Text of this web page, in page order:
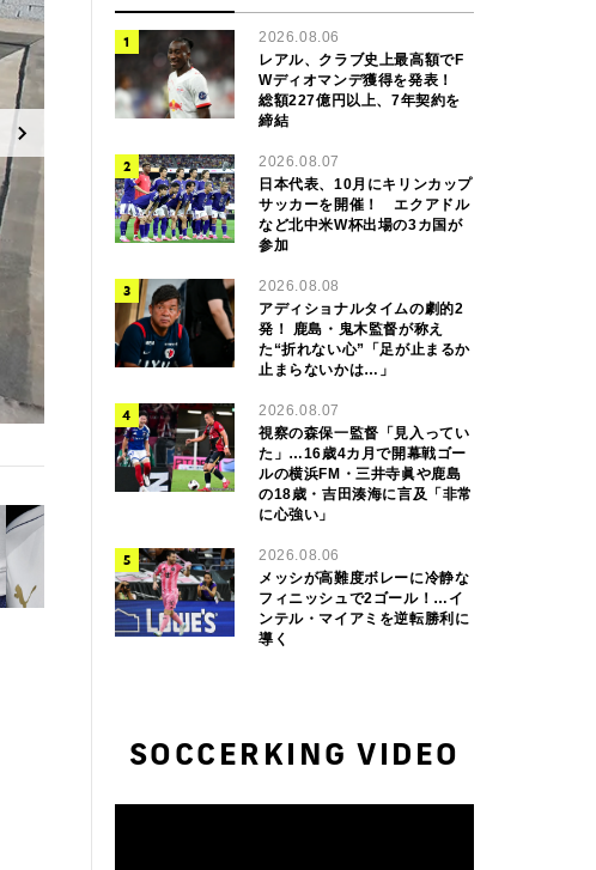
2026.08.06
レアル、クラブ史上最高額でF
Wディオマンデ獲得を発表！
総額227億円以上、7年契約を
締結
2026.08.07
日本代表、10月にキリンカップ
サッカーを開催！ エクアドル
など北中米W杯出場の3カ国が
参加
2026.08.08
アディショナルタイムの劇的2
発！ 鹿島・鬼木監督が称え
た“折れない心”「足が止まるか
止まらないかは…」
2026.08.07
視察の森保一監督「見入ってい
た」…16歳4カ月で開幕戦ゴー
ルの横浜FM・三井寺眞や鹿島
の18歳・吉田湊海に言及「非常
に心強い」
2026.08.06
メッシが高難度ボレーに冷静な
フィニッシュで2ゴール！…イ
ンテル・マイアミを逆転勝利に
導く
SOCCERKING VIDEO